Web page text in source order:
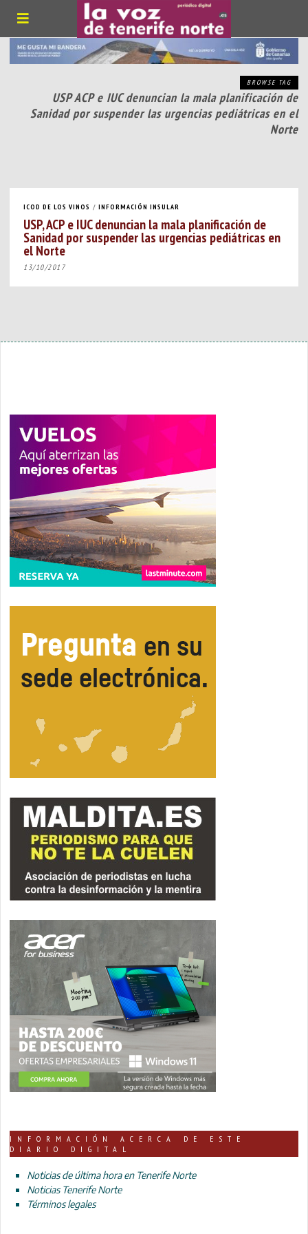
BROWSE TAG
USP ACP e IUC denuncian la mala planificación de
Sanidad por suspender las urgencias pediátricas en el
Norte
ICOD DE LOS VINOS / INFORMACIÓN INSULAR
USP, ACP e IUC denuncian la mala planificación de
Sanidad por suspender las urgencias pediátricas en
el Norte
13/10/2017
INFORMACIÓN ACERCA DE ESTE
DIARIO DIGITAL
Noticias de última hora en Tenerife Norte
Noticias Tenerife Norte
Términos legales